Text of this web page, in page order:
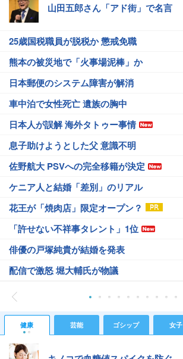
山田五郎さん「アド街」で名言
25歳国税職員が脱税か 懲戒免職
熊本の被災地で「火事場泥棒」か
日本郵便のシステム障害が解消
車中泊で女性死亡 遺族の胸中
日本人が誤解 海外タトゥー事情
息子助けようとした父 意識不明
佐野航大 PSVへの完全移籍が決定
ケニア人と結婚「差別」のリアル
花王が「焼肉店」限定オープン？
「許せない不祥事タレント」1位
俳優の戸塚純貴が結婚を発表
配信で激怒 堀大輔氏が物議
健康 芸能 ゴシップ 女子